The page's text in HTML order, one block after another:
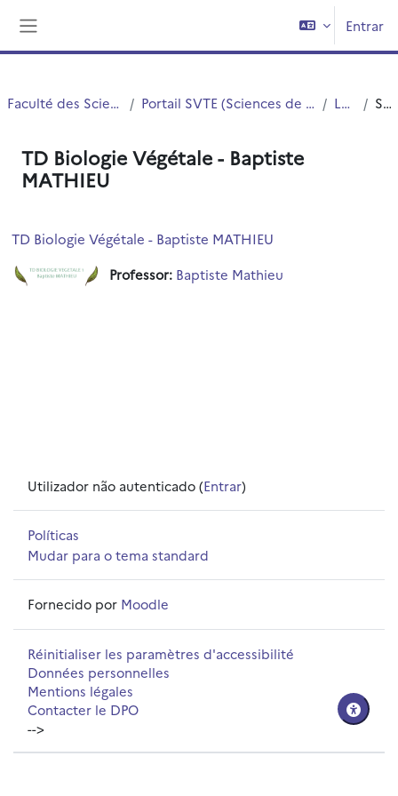
Entrar
Faculté des Sciences et Technologies (FST) Portail SVTE (Sciences de la Vie, de la Terre et de l'Environnement) L1 SVTE S1 Sumário
TD Biologie Végétale - Baptiste
MATHIEU
TD Biologie Végétale - Baptiste MATHIEU
Professor: Baptiste Mathieu
Utilizador não autenticado (Entrar)
Políticas
Mudar para o tema standard
Fornecido por Moodle
Réinitialiser les paramètres d'accessibilité
Données personnelles
Mentions légales
Contacter le DPO
-->